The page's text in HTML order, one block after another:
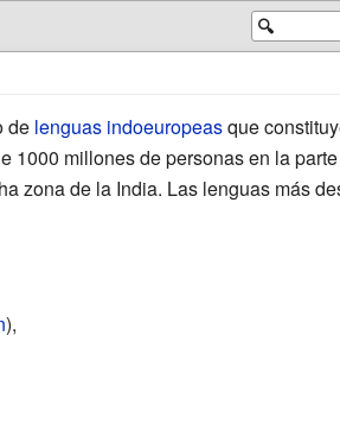
🔍
de lenguas indoeuropeasque
1000 millones de personas en la
zona de la India. Las lenguas más
),